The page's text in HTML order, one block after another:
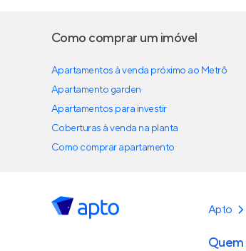
Como comprar um imóvel
Apartamentos à venda próximo ao Metrô
Apartamento garden
Apartamentos para investir
Coberturas à venda na planta
Como comprar apartamento
Apto
Quem